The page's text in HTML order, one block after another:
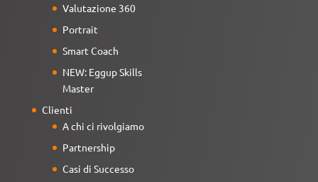
Valutazione 360
Portrait
Smart Coach
NEW: Eggup Skills
Master
Clienti
A chi ci rivolgiamo
Partnership
Casi di Successo